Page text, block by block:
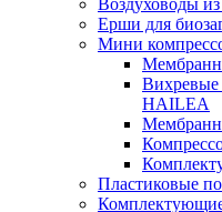
Воздуховоды
Ерши для
Мини
Вихревые
HAILEA
Пластиковые